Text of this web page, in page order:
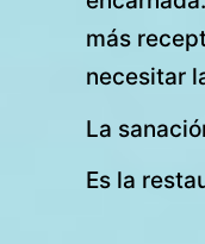
más
necesitar
La
Es la